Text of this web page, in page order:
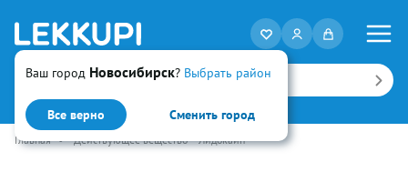
Ваш город Новосибирск? Выбрать район
Все верно Сменить город
Искать
Главная • Действующее вещество Лидокаин